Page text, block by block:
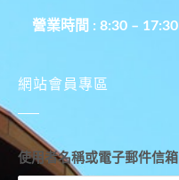
營業時間 : 8:30 – 17:30
網站會員專區
使用者名稱或電子郵件信箱